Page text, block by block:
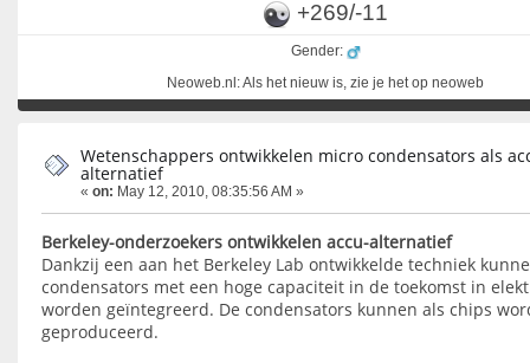
+269/-11
Gender:
Neoweb.nl: Als het nieuw is, zie je het op neoweb
Wetenschappers ontwikkelen micro condensators als
alternatief
« on: May 12, 2010, 08:35:56 AM »
Berkeley-onderzoekers ontwikkelen accu-alternatief
Dankzij een aan het Berkeley Lab ontwikkelde techniek
condensators met een hoge capaciteit in de toekomst in
worden geïntegreerd. De condensators kunnen als chips
geproduceerd.